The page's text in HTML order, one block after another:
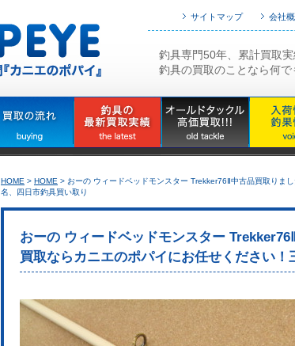
サイトマップ 会社
釣具専門50年、累計買取実
釣具の買取のことなら何で
HOME > HOME > おーの ウィードベッドモンスター Trekker76Ⅱ中古品買取りま
名、四日市釣具買い取り
おーの ウィードベッドモンスター
買取ならカニエのポパイにお任せください！